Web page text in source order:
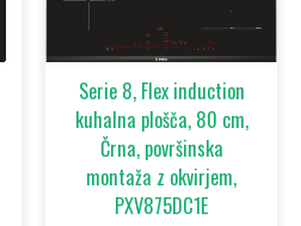
Serie 8, Flex induction
kuhalna plošča, 80 cm,
Črna, površinska
montaža z okvirjem,
PXV875DC1E